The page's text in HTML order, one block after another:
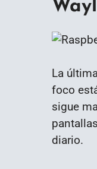
La
foco
sigue
diario.